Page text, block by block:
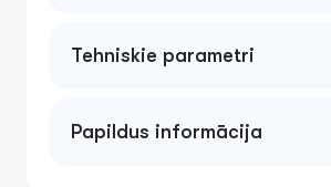
Tehniskie parametri
Papildus informācija